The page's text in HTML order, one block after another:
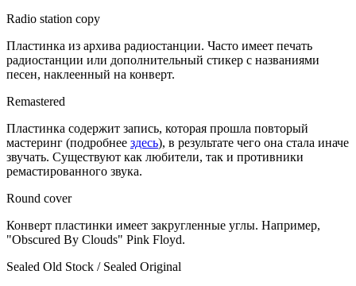
Radio station copy
Пластинка из архива радиостанции. Часто имеет печать
радиостанции или дополнительный стикер с названиями
песен, наклеенный на конверт.
Remastered
Пластинка содержит запись, которая прошла повторый
мастеринг (подробнее здесь), в результате чего она стала иначе
звучать. Существуют как любители, так и противники
ремастированного звука.
Round cover
Конверт пластинки имеет закругленные углы. Например,
"Obscured By Clouds" Pink Floyd.
Sealed Old Stock / Sealed Original